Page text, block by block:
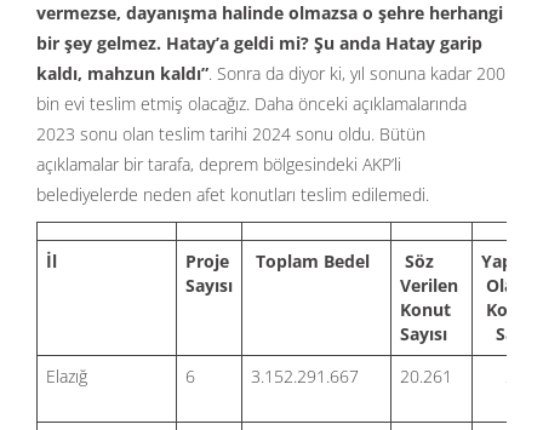
vermezse, dayanışma halinde olmazsa o şehre herhangi
bir şey gelmez. Hatay’a geldi mi? Şu anda Hatay garip
kaldı, mahzun kaldı”. Sonra da diyor ki, yıl sonuna kadar 200
bin evi teslim etmiş olacağız. Daha önceki açıklamalarında
2023 sonu olan teslim tarihi 2024 sonu oldu. Bütün
açıklamalar bir tarafa, deprem bölgesindeki AKP’li
belediyelerde neden afet konutları teslim edilemedi.
İl
Proje
Sayısı
Toplam Bedel
Söz
Verilen
Konut
Sayısı
Olan
Konut
Sayısı
Elazığ
6 3.152.291.667 20.261